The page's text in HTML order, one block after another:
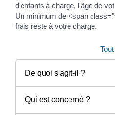
d'enfants à charge, l'âge de
Un minimum de <span
frais reste à votre charge.
De quoi s'agit-il ?
Qui est concerné ?